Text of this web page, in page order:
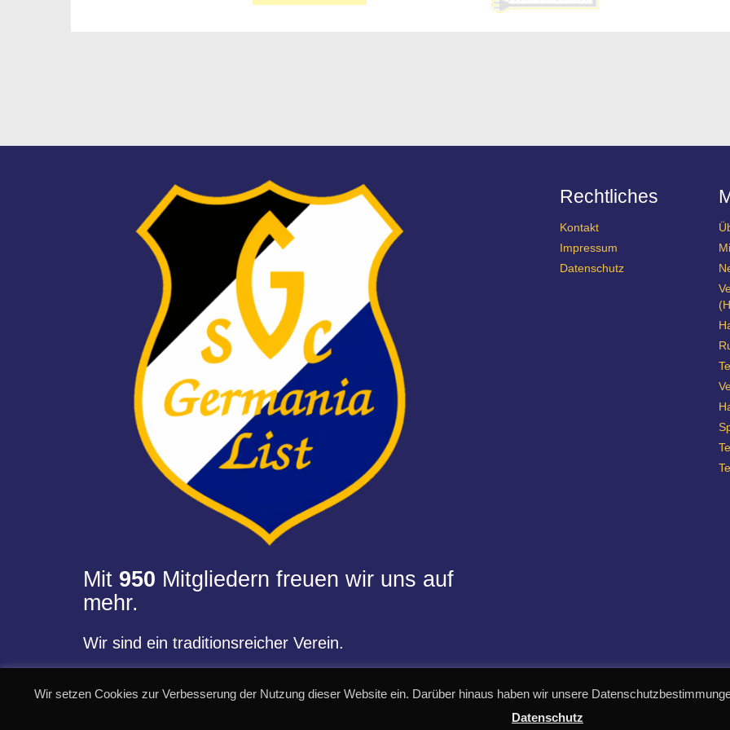
Mit 950 Mitgliedern freuen wir uns auf
mehr.
Wir sind ein traditionsreicher Verein.
Rechtliches
Kontakt
Impressum
Datenschutz
Wir setzen Cookies zur Verbesserung der Nutzung dieser Website ein. Darüber hinaus haben wir unsere
Datenschutz